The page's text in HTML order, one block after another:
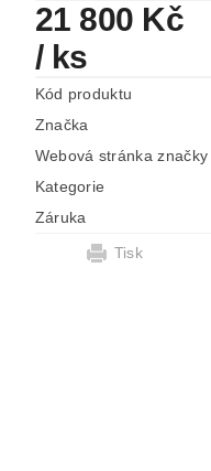
21 800 Kč
/ ks
Kód produktu
Značka
Webová stránka značky
Kategorie
Záruka
Tisk